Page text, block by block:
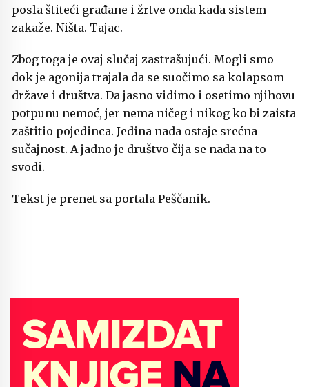
posla štiteći građane i žrtve onda kada sistem
zakaže. Ništa. Tajac.
Zbog toga je ovaj slučaj zastrašujući. Mogli smo
dok je agonija trajala da se suočimo sa kolapsom
države i društva. Da jasno vidimo i osetimo njihovu
potpunu nemoć, jer nema ničeg i nikog ko bi zaista
zaštitio pojedinca. Jedina nada ostaje srećna
sučajnost. A jadno je društvo čija se nada na to
svodi.
Tekst je prenet sa portala Peščanik.